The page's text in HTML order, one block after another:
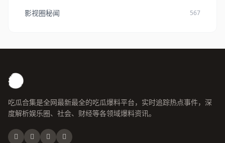
影视圈秘闻 567
吃瓜合集是全网最新最全的吃瓜爆料平台，实时追踪热点事件，深
度解析娱乐圈、社会、财经等各领域爆料资讯。